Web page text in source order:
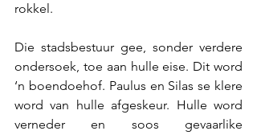
rokkel.
Die stadsbestuur gee, sonder verdere
ondersoek, toe aan hulle eise. Dit word
‘n boendoehof. Paulus en Silas se klere
word van hulle afgeskeur. Hulle word
verneder en soos gevaarlike